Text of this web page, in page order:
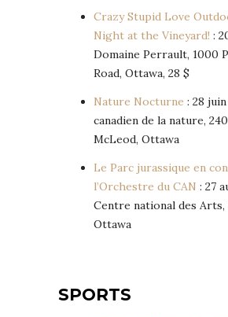
Crazy Stupid Love
Night at the Vineyard! :
Domaine Perrault, 1000
Road, Ottawa, 28 $
Nature Nocturne : 28
canadien de la nature,
McLeod, Ottawa
Le Parc jurassique en
l’Orchestre du CAN : 27
Centre national des Arts,
Ottawa
SPORTS